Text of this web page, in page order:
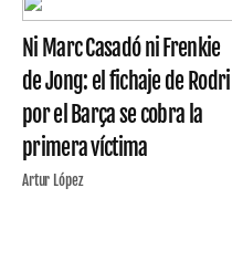
Ni Marc Casadó ni Frenkie
de Jong: el fichaje de Rodri
por el Barça se cobra la
primera víctima
Artur López